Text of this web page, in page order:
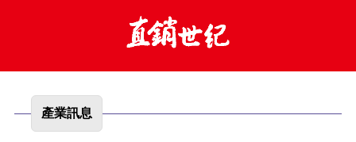
產業訊息